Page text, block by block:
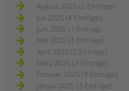
August 2025 (2 Einträge)
Juli 2025 (4 Einträge)
Juni 2025 (1 Eintrag)
Mai 2025 (3 Einträge)
April 2025 (2 Einträge)
März 2025 (2 Einträge)
Februar 2025 (3 Einträge)
Januar 2025 (3 Einträge)